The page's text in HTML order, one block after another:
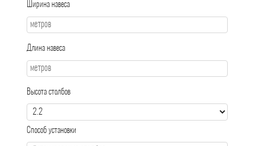
Ширина навеса
Длина навеса
Высота столбов
Способ установки